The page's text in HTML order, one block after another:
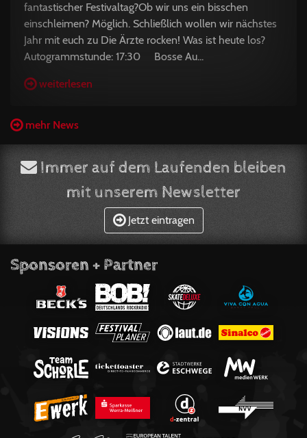
fantastischer Festivaltag?Ob wir uns ein bisschen
einschleimen? Möglich. Schließlich wollen wir nächstes
Jahr mit euch zu Die Ärzte rocken! Was ist heute los?
Autogrammstunde: 17:30 Bosse Au...
weiterlesen
mehr News
Immer auf dem Laufenden bleiben
mit unserem Newsletter
Jetzt eintragen
Sponsoren + Partner